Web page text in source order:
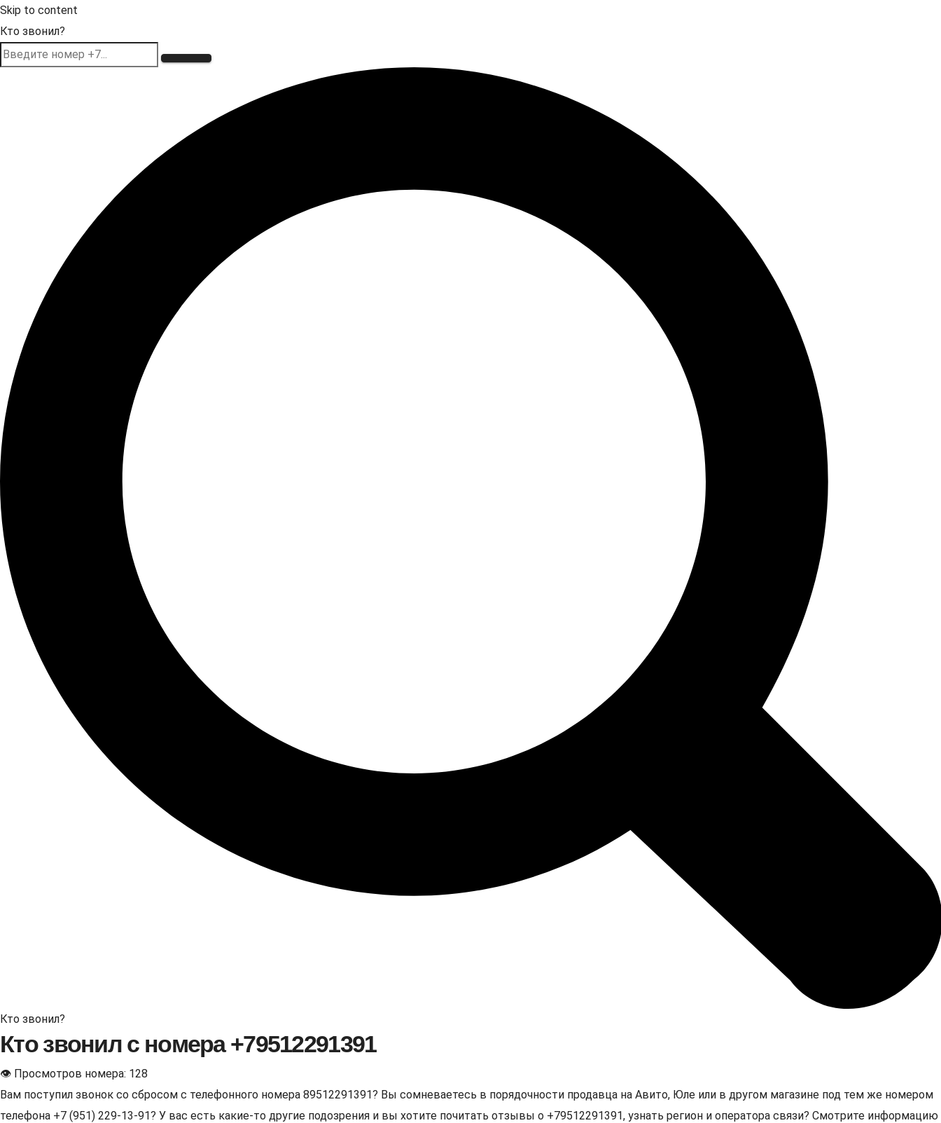
Skip to content
Кто звонил?
Кто звонил?
Кто звонил с номера +79512291391
👁 Просмотров номера: 128
Вам поступил звонок со сбросом с телефонного номера 89512291391? Вы сомневаетесь в порядочности продавца на Авито, Юле или в другом магазине под тем же номером
телефона +7 (951) 229-13-91? У вас есть какие-то другие подозрения и вы хотите почитать отзывы о +79512291391, узнать регион и оператора связи? Смотрите информацию